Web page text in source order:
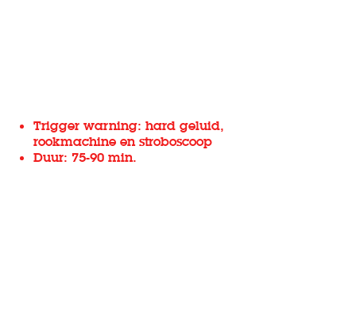
Trigger warning: hard geluid,
rookmachine en stroboscoop
Duur: 75-90 min.